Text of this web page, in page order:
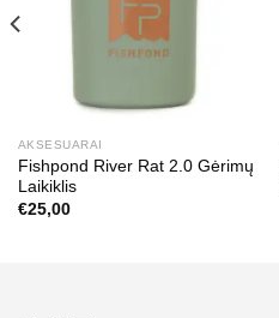
AKSESUARAI
Fishpond River Rat 2.0 Gėrimų
Laikiklis
€25,00